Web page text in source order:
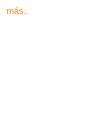
más..